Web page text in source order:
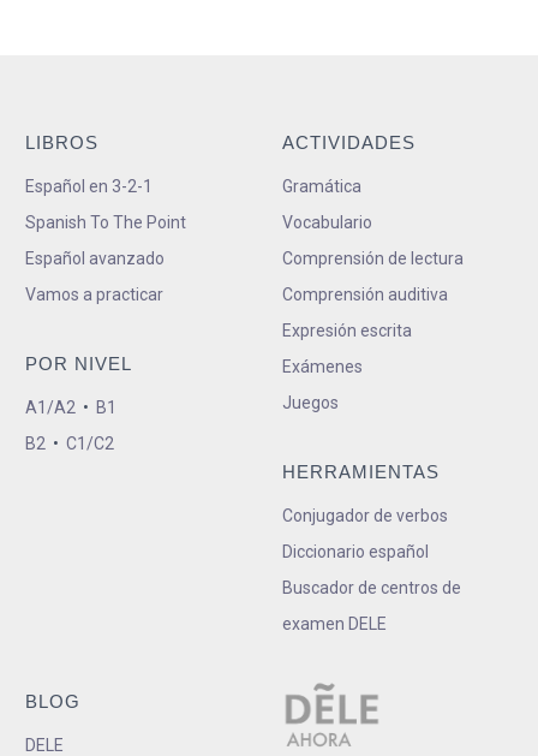
LIBROS
Español en 3-2-1
Spanish To The Point
Español avanzado
Vamos a practicar
POR NIVEL
A1/A2 • B1
B2 • C1/C2
ACTIVIDADES
Gramática
Vocabulario
Comprensión de lectura
Comprensión auditiva
Expresión escrita
Exámenes
Juegos
HERRAMIENTAS
Conjugador de verbos
Diccionario español
Buscador de centros de
examen DELE
BLOG
DELE